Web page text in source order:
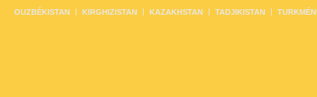
OUZBÉKISTAN KIRGHIZISTAN KAZAKHSTAN TADJIKISTAN